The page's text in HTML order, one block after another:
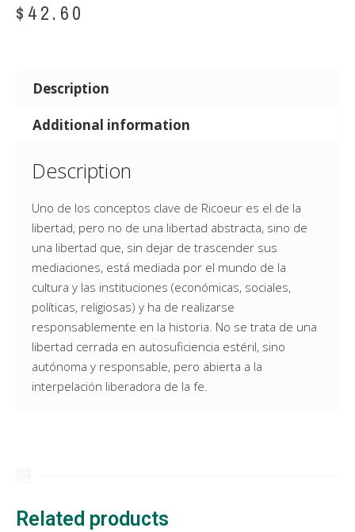
$ 42.60
Description
Additional information
Description
Uno de los conceptos clave de Ricoeur es el de la
libertad, pero no de una libertad abstracta, sino de
una libertad que, sin dejar de trascender sus
mediaciones, está mediada por el mundo de la
cultura y las instituciones (económicas, sociales,
políticas, religiosas) y ha de realizarse
responsablemente en la historia. No se trata de una
libertad cerrada en autosuficiencia estéril, sino
autónoma y responsable, pero abierta a la
interpelación liberadora de la fe.
Related products